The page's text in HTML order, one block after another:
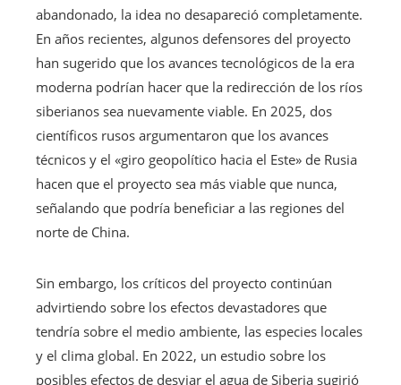
abandonado, la idea no desapareció completamente.
En años recientes, algunos defensores del proyecto
han sugerido que los avances tecnológicos de la era
moderna podrían hacer que la redirección de los ríos
siberianos sea nuevamente viable. En 2025, dos
científicos rusos argumentaron que los avances
técnicos y el «giro geopolítico hacia el Este» de Rusia
hacen que el proyecto sea más viable que nunca,
señalando que podría beneficiar a las regiones del
norte de China.
Sin embargo, los críticos del proyecto continúan
advirtiendo sobre los efectos devastadores que
tendría sobre el medio ambiente, las especies locales
y el clima global. En 2022, un estudio sobre los
posibles efectos de desviar el agua de Siberia sugirió